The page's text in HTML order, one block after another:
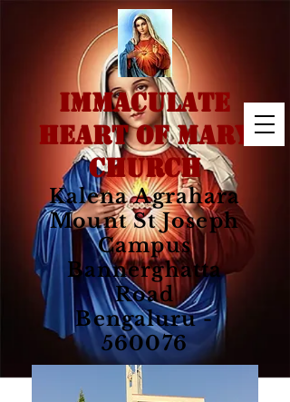
IMMACULATE
HEART OF MARY
CHURCH
Kalena Agrahara
Mount St Joseph
Campus
Bannerghatta
Road
Bengaluru -
560076